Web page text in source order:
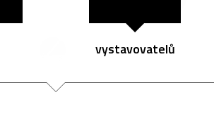
vystavovatelů